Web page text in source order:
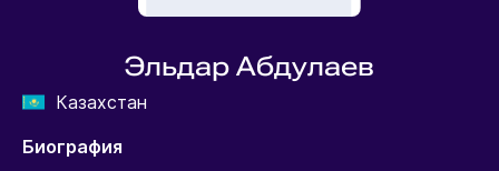
Эльдар Абдулаев
Казахстан
Биография